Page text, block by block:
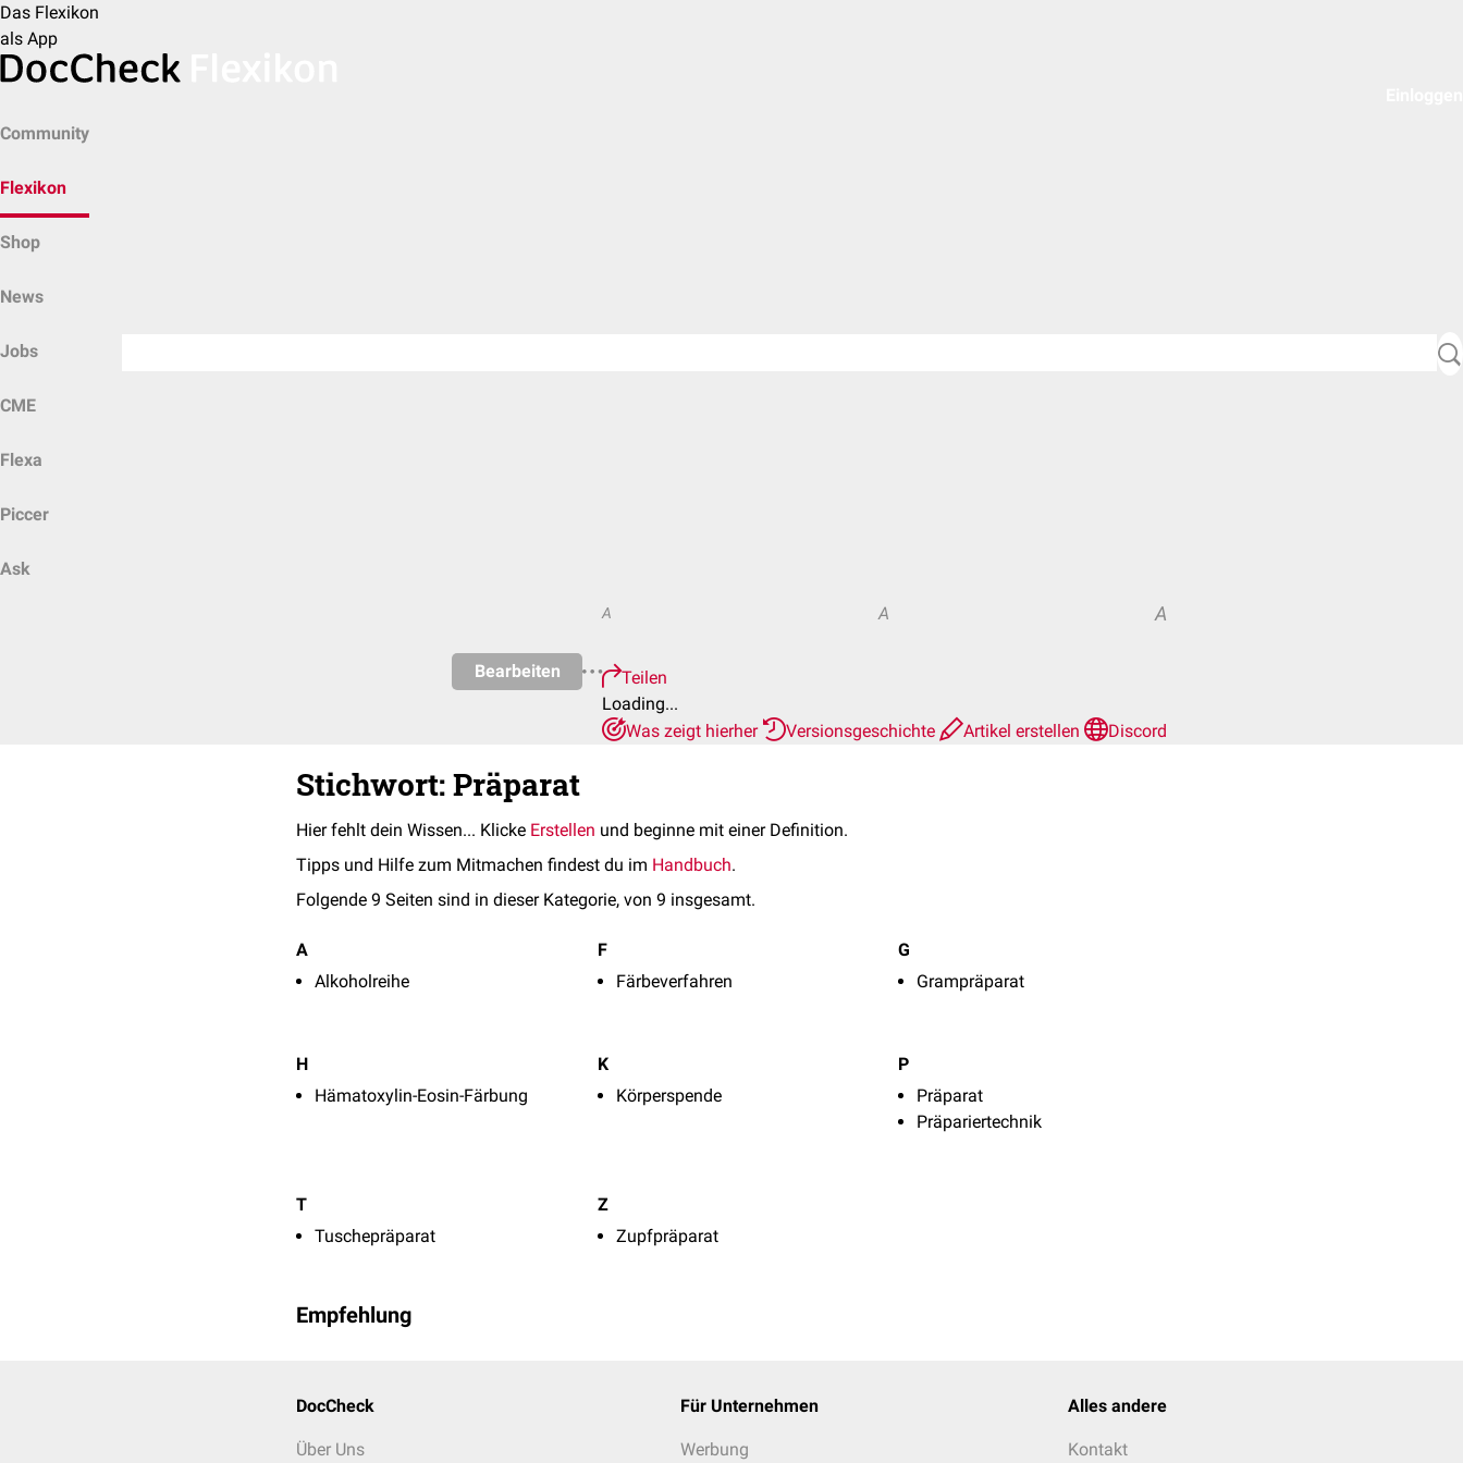
Das Flexikon
als App
Community
Flexikon
Shop
News
Jobs
CME
Flexa
Piccer
Ask
Bearbeiten
A A A
Teilen
Loading...
Was zeigt hierher
Versionsgeschichte Artikel erstellen Discord
Stichwort: Präparat
Hier fehlt dein Wissen... Klicke Erstellen und beginne mit einer Definition.
Tipps und Hilfe zum Mitmachen findest du im Handbuch.
Folgende 9 Seiten sind in dieser Kategorie, von 9 insgesamt.
A
Alkoholreihe
F
Färbeverfahren
G
Grampräparat
H
Hämatoxylin-Eosin-Färbung
K
Körperspende
P
Präparat
Präpariertechnik
T
Tuschepräparat
Z
Zupfpräparat
Empfehlung
DocCheck
Über Uns
Für Unternehmen
Werbung
Alles andere
Kontakt